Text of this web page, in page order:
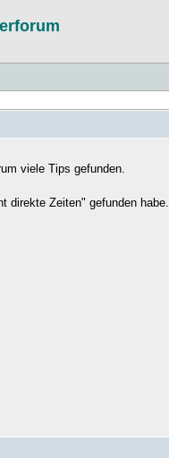
viele Tips gefunden.
direkte Zeiten" gefunden habe.